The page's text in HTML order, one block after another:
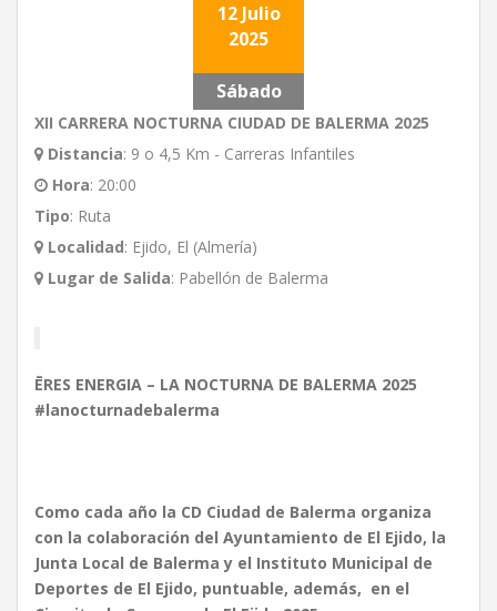
12 Julio
2025
Sábado
XII CARRERA NOCTURNA CIUDAD DE BALERMA 2025
Distancia: 9 o 4,5 Km - Carreras Infantiles
Hora: 20:00
Tipo: Ruta
Localidad: Ejido, El (Almería)
Lugar de Salida: Pabellón de Balerma
ĒRES ENERGIA – LA NOCTURNA DE BALERMA 2025
#lanocturnadebalerma
Como cada año la CD Ciudad de Balerma organiza
con la colaboración del Ayuntamiento de El Ejido, la
Junta Local de Balerma y el Instituto Municipal de
Deportes de El Ejido, puntuable, además, en el